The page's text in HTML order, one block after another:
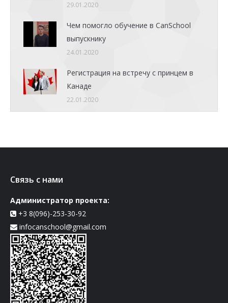
29.01.2020
Чем помогло обучение в CanSchool
выпускнику
24.01.2020
Регистрация на встречу с принцем в
Канаде
22.01.2020
Связь с нами
Администратор проекта:
+3 8(096)-253-30-92
infocanschool@gmail.com